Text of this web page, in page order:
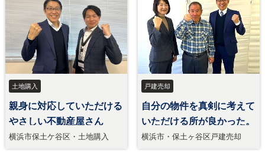
土地購入
親身に対応していただける
やさしい不動産屋さん
横浜市保土ケ谷区・土地購入
戸建売却
自分の物件を真剣に考えて
いただける所が良かった。
横浜市・保土ヶ谷区戸建売却